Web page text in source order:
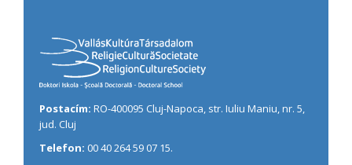
Postacím: RO-400095 Cluj-Napoca, str. Iuliu Maniu, nr. 5,
jud. Cluj
Telefon: 00 40 264 59 07 15.